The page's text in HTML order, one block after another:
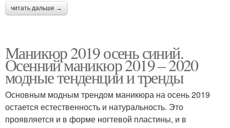
читать дальше →
Маникюр 2019 осень синий.
Осенний маникюр 2019 – 2020
модные тенденции и тренды
Основным модным трендом маникюра на осень 2019
остается естественность и натуральность. Это
проявляется и в форме ногтевой пластины, и в